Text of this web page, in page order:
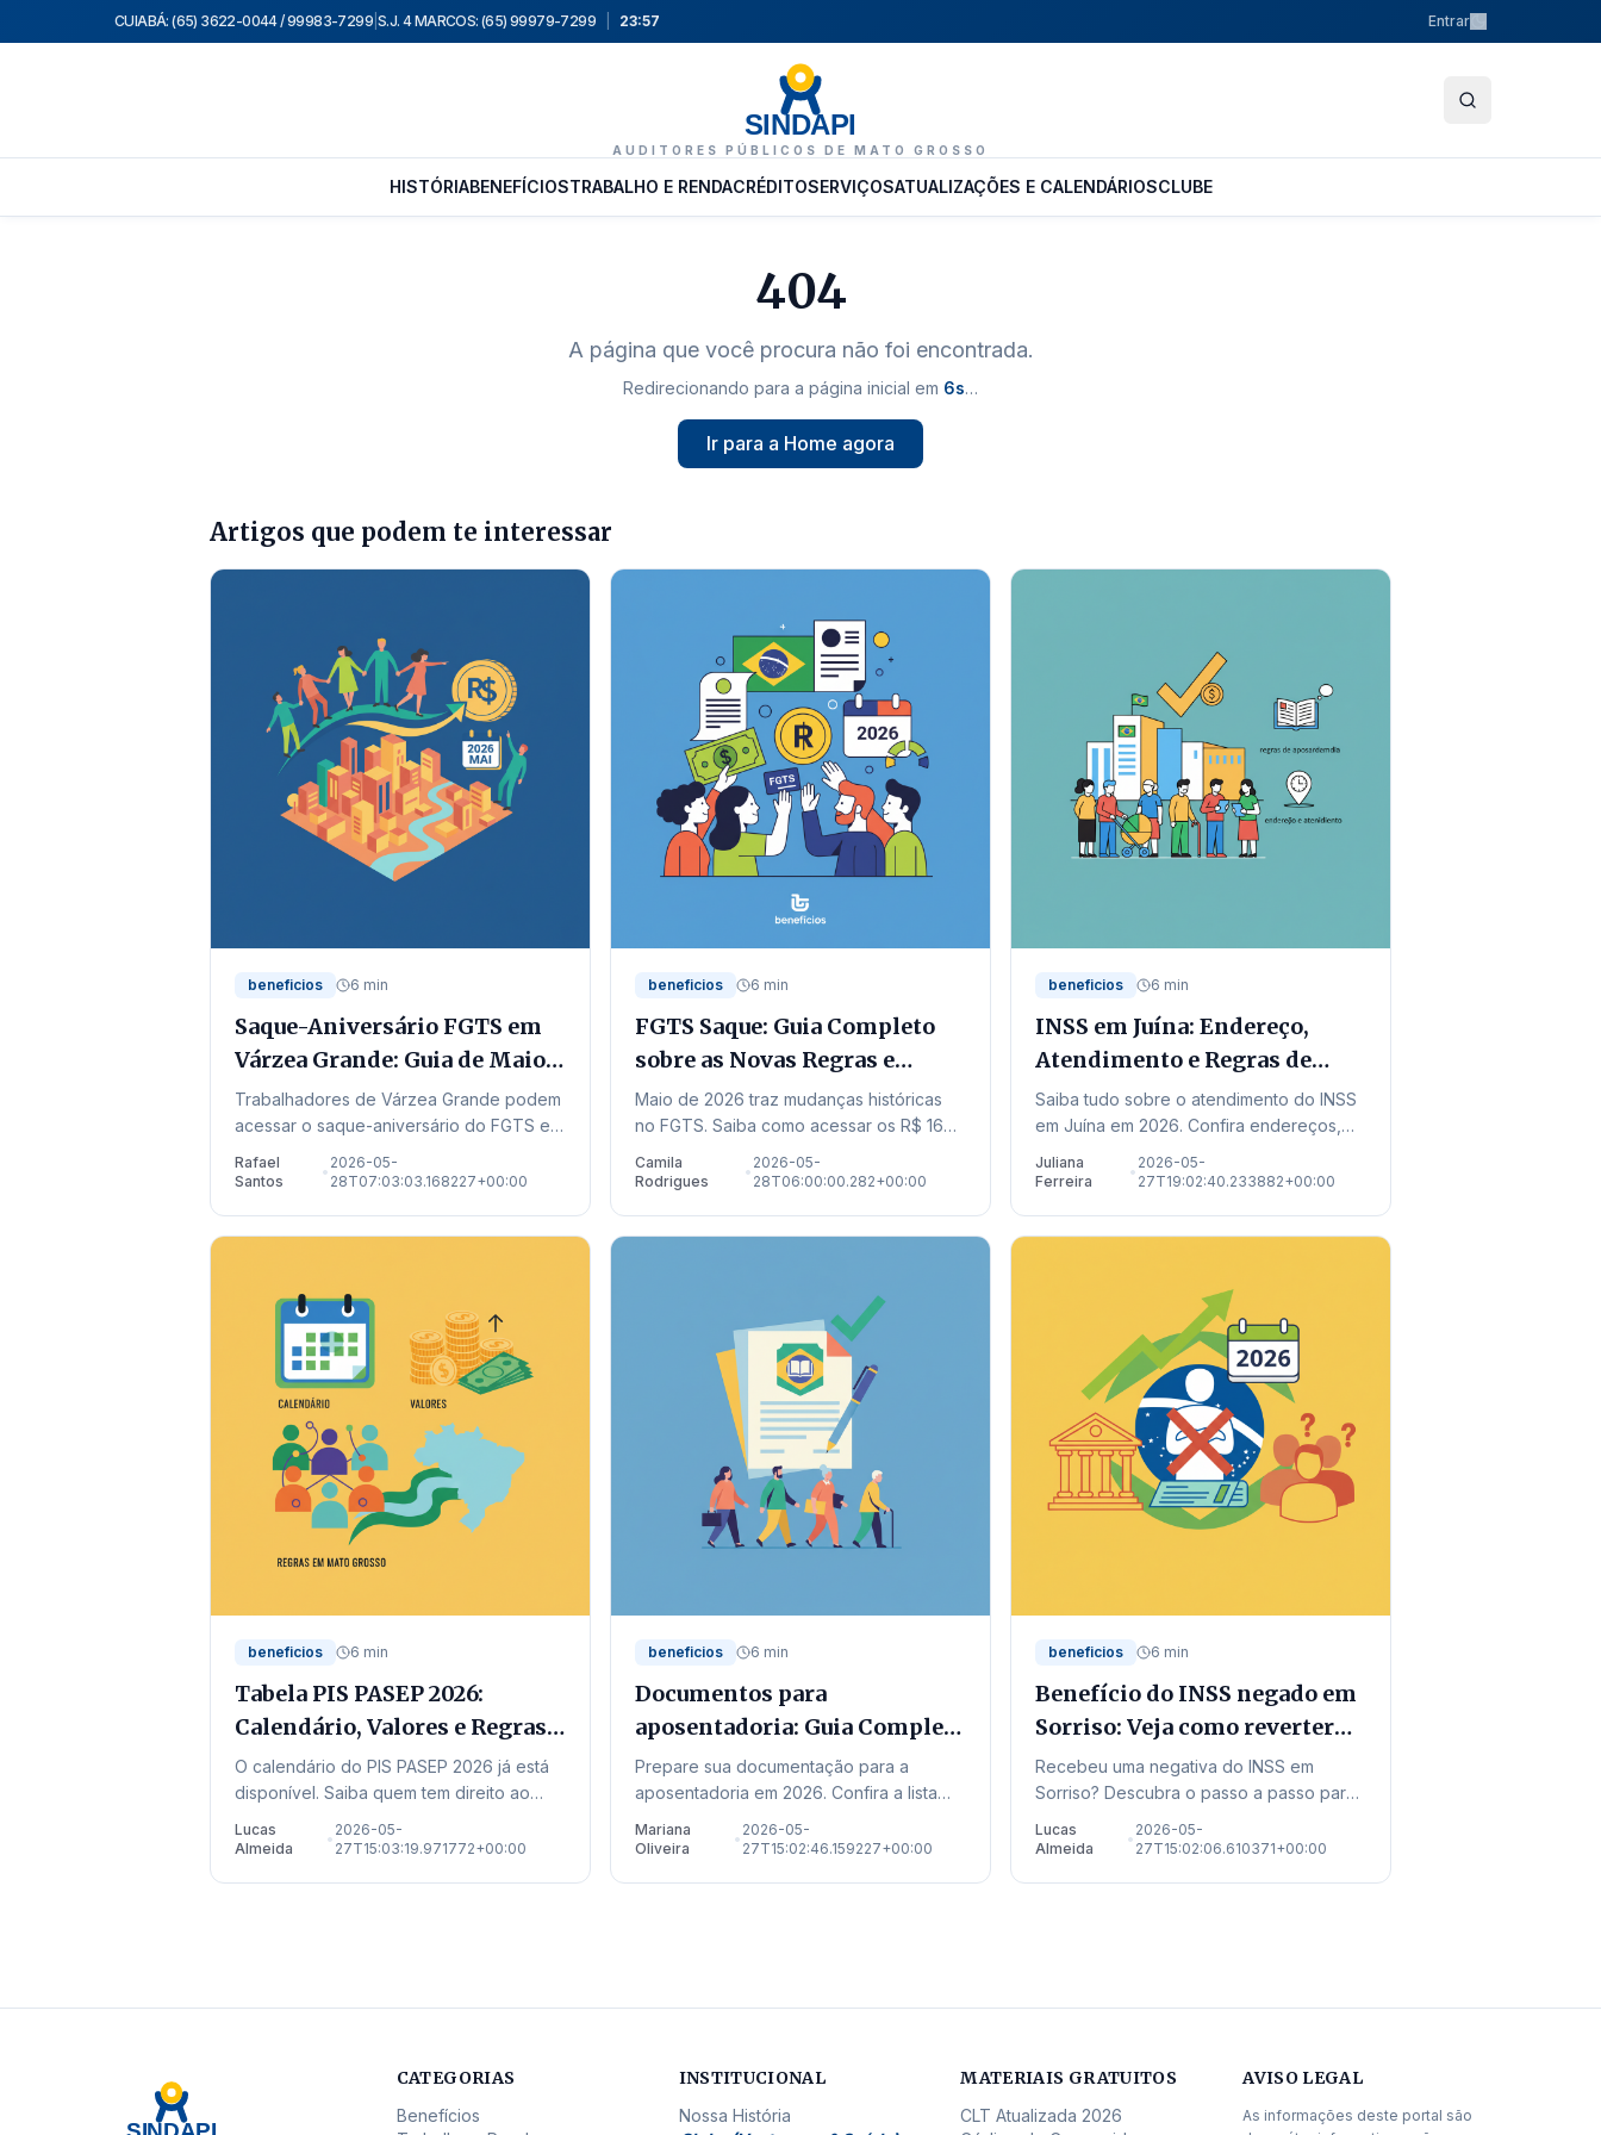
CUIABÁ: (65) 3622-0044 / 99983-7299 S.J. 4 MARCOS: (65) 99979-7299 23:57 Entrar
SINDAPI
AUDITORES PÚBLICOS DE MATO GROSSO
HISTÓRIABENEFÍCIOSTRABALHO E RENDACRÉDITOSERVIÇOSATUALIZAÇÕES E CALENDÁRIOSCLUBE
404
A página que você procura não foi encontrada.
Redirecionando para a página inicial em 6s…
Ir para a Home agora
Artigos que podem te interessar
beneficios 6 min
Saque-Aniversário FGTS em
Várzea Grande: Guia de Maio
de 2026
Trabalhadores de Várzea Grande podem
acessar o saque-aniversário do FGTS e
Confira prazos e locais de atendimento.
Rafael
Santos
•
2026-05-
28T07:03:03.168227+00:00
beneficios 6 min
FGTS Saque: Guia Completo
sobre as Novas Regras e
Calendário 2026
Maio de 2026 traz mudanças históricas
no FGTS. Saiba como acessar os R$ 16
quitação de dívidas no Novo Desenrola.
Camila
Rodrigues
•
2026-05-
28T06:00:00.282+00:00
beneficios 6 min
INSS em Juína: Endereço,
Atendimento e Regras de
Aposentadoria
Saiba tudo sobre o atendimento do INSS
em Juína em 2026. Confira endereços,
as novas regras de aposentadoria.
Juliana
Ferreira
•
2026-05-
27T19:02:40.233882+00:00
beneficios 6 min
Tabela PIS PASEP 2026:
Calendário, Valores e Regras
em Mato Grosso
O calendário do PIS PASEP 2026 já está
disponível. Saiba quem tem direito ao
onde sacar em Mato Grosso.
Lucas
Almeida
•
2026-05-
27T15:03:19.971772+00:00
beneficios 6 min
Documentos para
aposentadoria: Guia Completo
para 2026
Prepare sua documentação para a
aposentadoria em 2026. Confira a lista
onde buscar auxílio no estado de Mato
Mariana
Oliveira
•
2026-05-
27T15:02:46.159227+00:00
beneficios 6 min
Benefício do INSS negado em
Sorriso: Veja como reverter
em 2026
Recebeu uma negativa do INSS em
Sorriso? Descubra o passo a passo para
atendimento e as novas regras de 2026
Lucas
Almeida
•
2026-05-
27T15:02:06.610371+00:00
CATEGORIAS
Benefícios
INSTITUCIONAL
Nossa História
MATERIAIS GRATUITOS
CLT Atualizada 2026
AVISO LEGAL
As informações deste portal são